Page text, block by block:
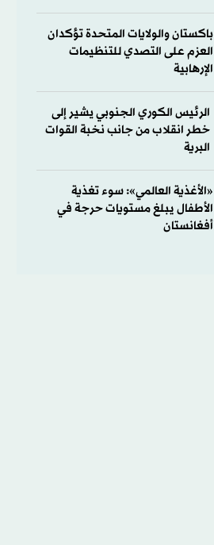
باكستان والولايات المتحدة تؤكدان
العزم على التصدي للتنظيمات
الإرهابية
الرئيس الكوري الجنوبي يشير إلى
خطر انقلاب من جانب نخبة القوات
البرية
«الأغذية العالمي»: سوء تغذية
الأطفال يبلغ مستويات حرجة في
أفغانستان